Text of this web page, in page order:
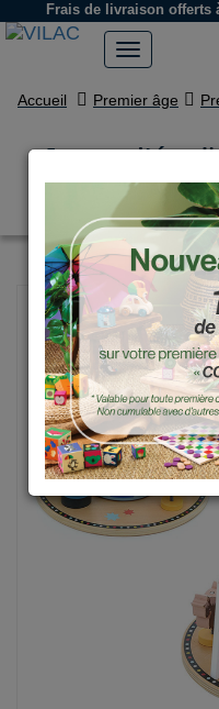
Frais de livraison offerts
Accueil Premier âge
Jouet